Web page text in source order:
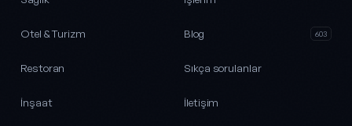
Otel & Turizm
Restoran
İnşaat
Blog 603
Sıkça sorulanlar
İletişim